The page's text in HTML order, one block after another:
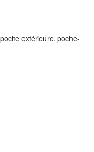
extérieure, poche-